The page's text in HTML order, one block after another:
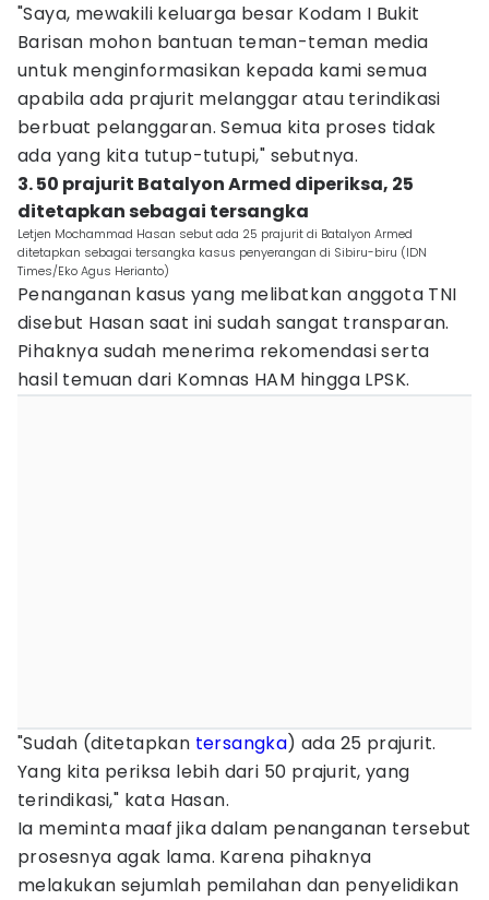
"Saya, mewakili keluarga besar Kodam I Bukit
Barisan mohon bantuan teman-teman media
untuk menginformasikan kepada kami semua
apabila ada prajurit melanggar atau terindikasi
berbuat pelanggaran. Semua kita proses tidak
ada yang kita tutup-tutupi," sebutnya.
3. 50 prajurit Batalyon Armed diperiksa, 25
ditetapkan sebagai tersangka
Letjen Mochammad Hasan sebut ada 25 prajurit di Batalyon Armed
ditetapkan sebagai tersangka kasus penyerangan di Sibiru-biru (IDN
Times/Eko Agus Herianto)
Penanganan kasus yang melibatkan anggota TNI
disebut Hasan saat ini sudah sangat transparan.
Pihaknya sudah menerima rekomendasi serta
hasil temuan dari Komnas HAM hingga LPSK.
"Sudah (ditetapkan tersangka) ada 25 prajurit.
Yang kita periksa lebih dari 50 prajurit, yang
terindikasi," kata Hasan.
Ia meminta maaf jika dalam penanganan tersebut
prosesnya agak lama. Karena pihaknya
melakukan sejumlah pemilahan dan penyelidikan